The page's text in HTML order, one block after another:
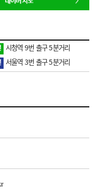
100m
시청역 9번 출구 5분거리
서울역 3번 출구 5분거리